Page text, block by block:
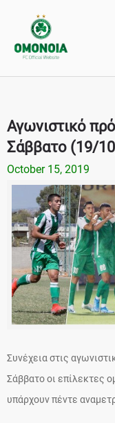
Αγωνιστικό
Σάββατο (19/
October 15, 2019
Συνέχεια στις
Σάββατο οι επίλεκτες
υπάρχουν πέντε